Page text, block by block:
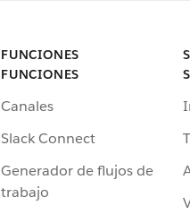
FUNCIONES
FUNCIONES
Canales
Slack Connect
Generador de flujos de
trabajo